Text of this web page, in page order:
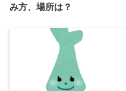
み方、場所は？